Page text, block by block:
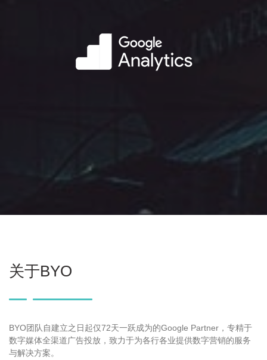
关于BYO
BYO团队自建立之日起仅72天一跃成为的Google Partner，专精于
数字媒体全渠道广告投放，致力于为各行各业提供数字营销的服务
与解决方案。